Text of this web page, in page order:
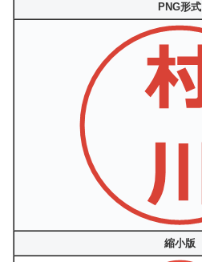
PNG形式
縮小版